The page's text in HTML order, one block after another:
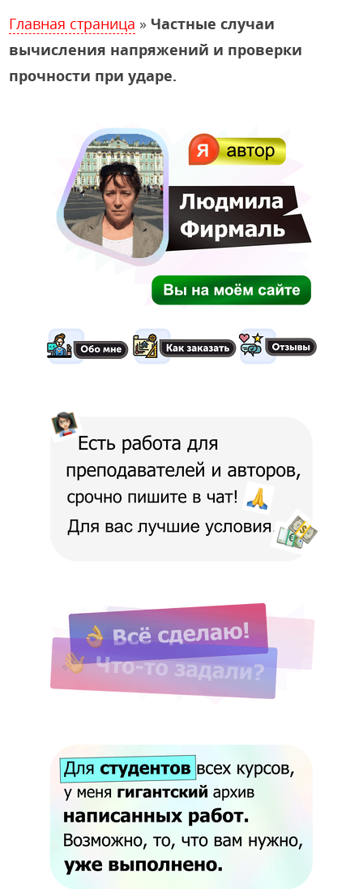
Главная страница » Частные случаи
вычисления напряжений и проверки
прочности при ударе.